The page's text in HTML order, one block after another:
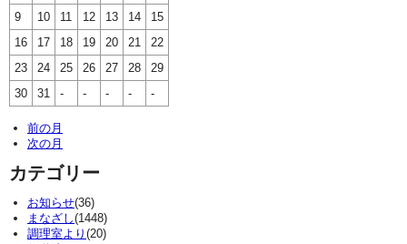
9
10 11 12 13 14
15
16
17 18 19 20 21
22
23
24 25 26 27 28
29
30
31 - - - - -
前の月
次の月
カテゴリー
お知らせ(36)
まなざし(1448)
調理室より (20)